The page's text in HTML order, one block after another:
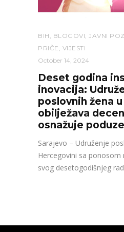
BIH BLOGOVI JAVNI
PRIČE VIJESTI
October 14, 2024
Deset godina
inovacija:
poslovnih žena
obilježava
osnažuje
Sarajevo – Udruženje
Hercegovini sa
svog desetogodišnjeg